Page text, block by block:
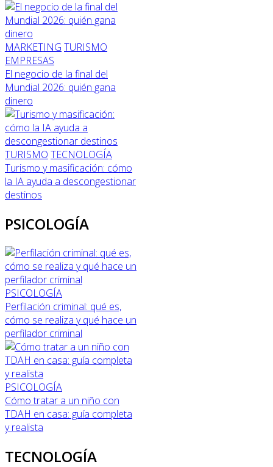
MARKETING TURISMO
EMPRESAS
El negocio de la final del
Mundial 2026: quién gana
dinero
TURISMO TECNOLOGÍA
Turismo y masificación: cómo
la IA ayuda a descongestionar
destinos
PSICOLOGÍA
PSICOLOGÍA
Perfilación criminal: qué es,
cómo se realiza y qué hace un
perfilador criminal
PSICOLOGÍA
Cómo tratar a un niño con
TDAH en casa: guía completa
y realista
TECNOLOGÍA